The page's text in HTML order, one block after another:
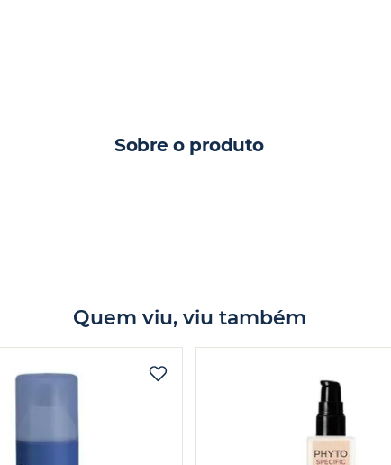
Sobre o produto
Quem viu, viu também